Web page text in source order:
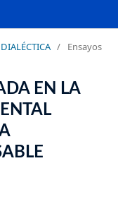
/ Ensayos
EN LA